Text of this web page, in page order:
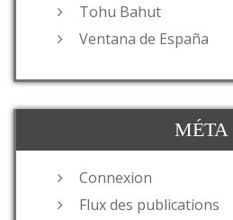
Tohu Bahut
Ventana de España
MÉTA
Connexion
Flux des publications